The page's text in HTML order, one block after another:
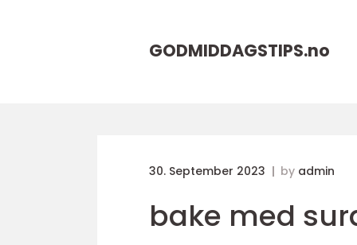
GODMIDDAGSTIPS.no
30. September 2023 by admin
bake med